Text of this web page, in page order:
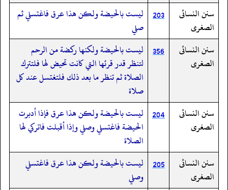
سنن النسائى
الصغرى
203 ليست بالحيضة ولكن هذا عرق فاغتسلي ثم
صلي
سنن النسائى
الصغرى
356 ليست بالحيضة ولكنها ركضة من الرحم
لتنظر قدر قرئها التي كانت تحيض لها فلتترك
الصلاة ثم تنظر ما بعد ذلك فلتغتسل عند كل
صلاة
سنن النسائى
الصغرى
204 ليست بالحيضة ولكن هذا عرق فإذا أدبرت
الحيضة فاغتسلي وصلي وإذا أقبلت فاتركي لها
الصلاة
سنن النسائى
الصغرى
205 ليست بالحيضة ولكن هذا عرق فاغتسلي
وصلي